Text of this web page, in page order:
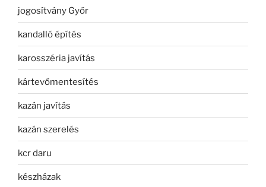
jogosítvány Győr
kandalló építés
karosszéria javítás
kártevőmentesítés
kazán javítás
kazán szerelés
kcr daru
készházak